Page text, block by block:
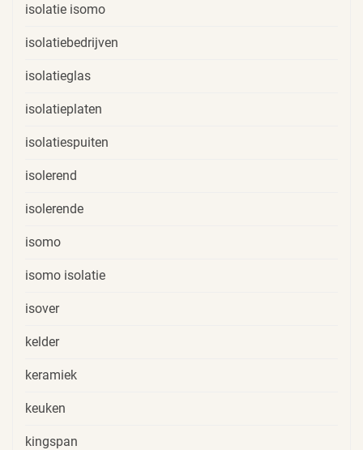
isolatie isomo
isolatiebedrijven
isolatieglas
isolatieplaten
isolatiespuiten
isolerend
isolerende
isomo
isomo isolatie
isover
kelder
keramiek
keuken
kingspan